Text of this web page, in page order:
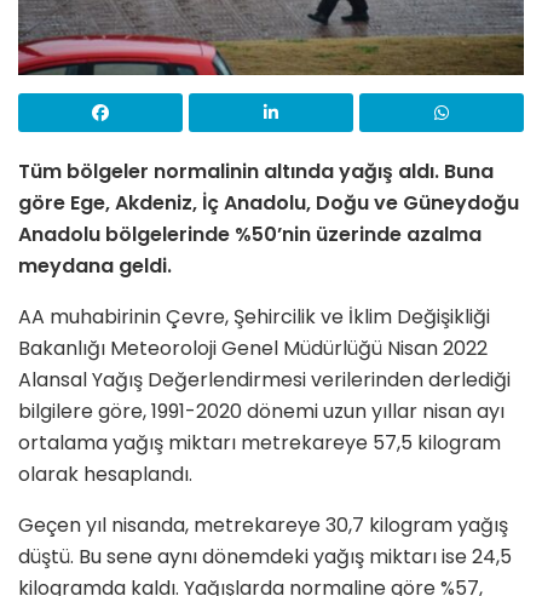
Tüm bölgeler normalinin altında yağış aldı. Buna
göre Ege, Akdeniz, İç Anadolu, Doğu ve Güneydoğu
Anadolu bölgelerinde %50’nin üzerinde azalma
meydana geldi.
AA muhabirinin Çevre, Şehircilik ve İklim Değişikliği
Bakanlığı Meteoroloji Genel Müdürlüğü Nisan 2022
Alansal Yağış Değerlendirmesi verilerinden derlediği
bilgilere göre, 1991-2020 dönemi uzun yıllar nisan ayı
ortalama yağış miktarı metrekareye 57,5 kilogram
olarak hesaplandı.
Geçen yıl nisanda, metrekareye 30,7 kilogram yağış
düştü. Bu sene aynı dönemdeki yağış miktarı ise 24,5
kilogramda kaldı. Yağışlarda normaline göre %57,